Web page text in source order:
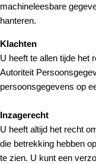
machineleesbare
hanteren.
Klachten
U heeft te allen tijde het
Autoriteit
persoonsgegevens op
Inzagerecht
U heeft altijd het recht
die betrekking hebben
te zien. U kunt een